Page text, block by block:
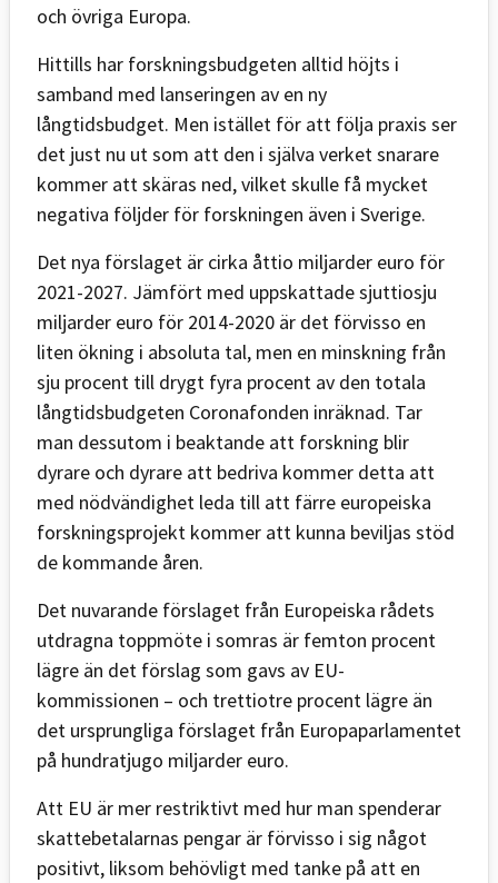
och övriga Europa.
Hittills har forskningsbudgeten alltid höjts i
samband med lanseringen av en ny
långtidsbudget. Men istället för att följa praxis ser
det just nu ut som att den i själva verket snarare
kommer att skäras ned, vilket skulle få mycket
negativa följder för forskningen även i Sverige.
Det nya förslaget är cirka åttio miljarder euro för
2021-2027. Jämfört med uppskattade sjuttiosju
miljarder euro för 2014-2020 är det förvisso en
liten ökning i absoluta tal, men en minskning från
sju procent till drygt fyra procent av den totala
långtidsbudgeten Coronafonden inräknad. Tar
man dessutom i beaktande att forskning blir
dyrare och dyrare att bedriva kommer detta att
med nödvändighet leda till att färre europeiska
forskningsprojekt kommer att kunna beviljas stöd
de kommande åren.
Det nuvarande förslaget från Europeiska rådets
utdragna toppmöte i somras är femton procent
lägre än det förslag som gavs av EU-
kommissionen – och trettiotre procent lägre än
det ursprungliga förslaget från Europaparlamentet
på hundratjugo miljarder euro.
Att EU är mer restriktivt med hur man spenderar
skattebetalarnas pengar är förvisso i sig något
positivt, liksom behövligt med tanke på att en